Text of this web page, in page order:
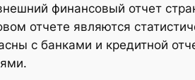
финансовый отчет
отчете являются
с банками и кредитной